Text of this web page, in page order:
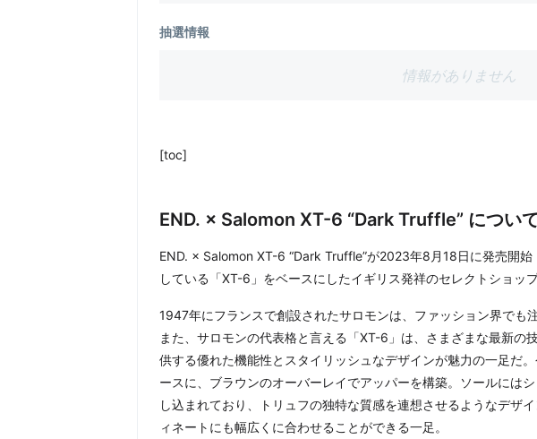
抽選情報
情報がありません
[toc]
END. × Salomon XT-6 “Dark Truffle” につい
END. × Salomon XT-6 “Dark Truffle”が2023年8月18日に発売開
している「XT-6」をベースにしたイギリス発祥のセレクトショッ
1947年にフランスで創設されたサロモンは、ファッション界でも
また、サロモンの代表格と言える「XT-6」は、さまざまな最新の
供する優れた機能性とスタイリッシュなデザインが魅力の一足だ
ースに、ブラウンのオーバーレイでアッパーを構築。ソールには
し込まれており、トリュフの独特な質感を連想させるようなデザ
ィネートにも幅広くに合わせることができる一足。